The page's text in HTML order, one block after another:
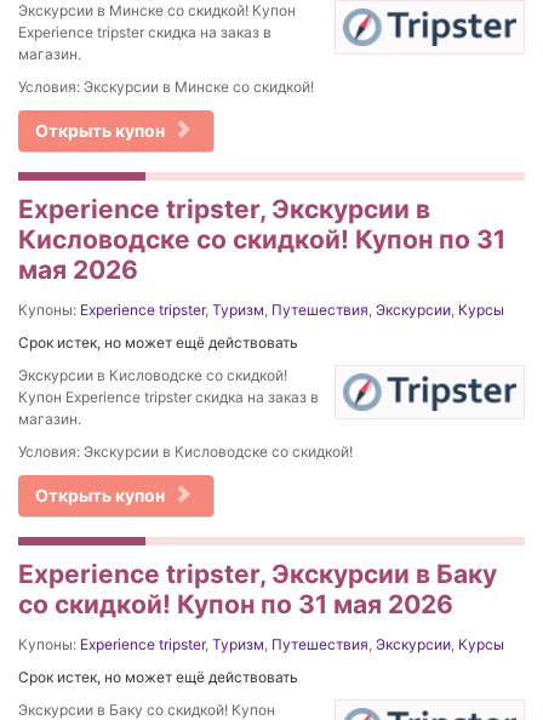
Экскурсии в Минске со скидкой! Купон
Experience tripster скидка на заказ в
магазин.
Условия: Экскурсии в Минске со скидкой!
Открыть купон
Experience tripster, Экскурсии в
Кисловодске со скидкой! Купон по 31
мая 2026
Купоны: Experience tripster, Туризм, Путешествия, Экскурсии, Курсы
Срок истек, но может ещё действовать
Экскурсии в Кисловодске со скидкой!
Купон Experience tripster скидка на заказ в
магазин.
Условия: Экскурсии в Кисловодске со скидкой!
Открыть купон
Experience tripster, Экскурсии в Баку
со скидкой! Купон по 31 мая 2026
Купоны: Experience tripster, Туризм, Путешествия, Экскурсии, Курсы
Срок истек, но может ещё действовать
Экскурсии в Баку со скидкой! Купон